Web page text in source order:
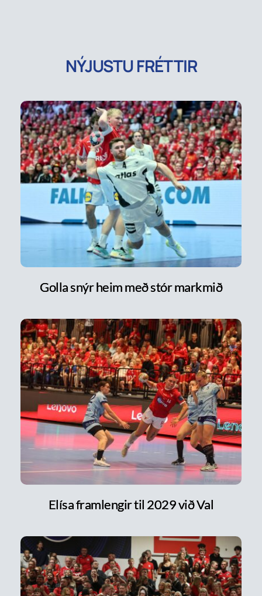
NÝJUSTU FRÉTTIR
Golla snýr heim með stór markmið
Elísa framlengir til 2029 við Val